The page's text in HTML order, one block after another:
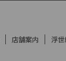
店舗案内 浮